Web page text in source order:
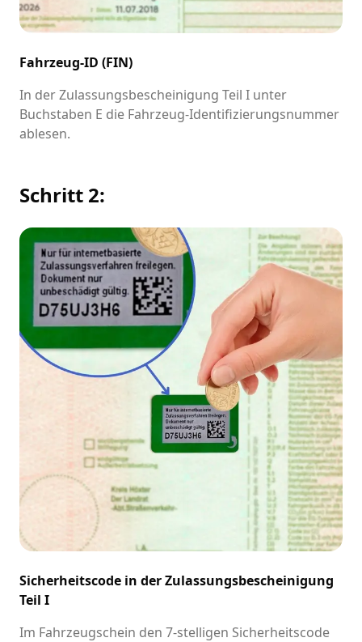
Fahrzeug-ID (FIN)
In der Zulassungsbescheinigung Teil I unter
Buchstaben E die Fahrzeug-Identifizierungsnummer
ablesen.
Schritt 2:
Sicherheitscode in der Zulassungsbescheinigung
Teil I
Im Fahrzeugschein den 7-stelligen Sicherheitscode